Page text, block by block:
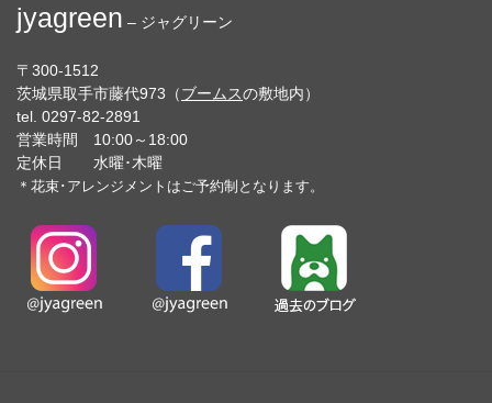
jyagreen – ジャグリーン
〒300-1512
茨城県取手市藤代973（ブームスの敷地内）
tel. 0297-82-2891
営業時間 10:00～18:00
定休日 水曜･木曜
＊花束･アレンジメントはご予約制となります。